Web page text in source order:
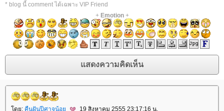
* blog นี้ comment ได้เฉพาะ VIP Friend
+ Emotion+
ดย: คืนฝันปีศาจน้อ 19 สิงหาคม 2555 23:17:16 น.